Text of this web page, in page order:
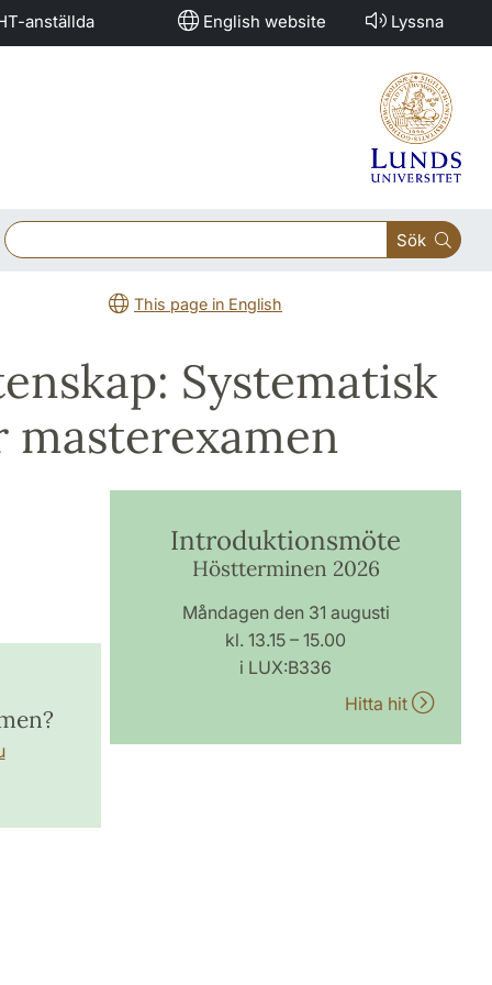
anställda English website Lyssna
Sök
This page in English
Systematisk
Introduktionsmöte
Höstterminen 2026
Måndagen den 31 augusti
kl. 13.15 – 15.00
i LUX:B336
Hitta hit